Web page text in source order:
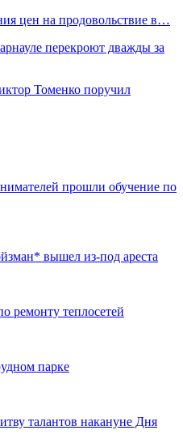
цен на продовольствие в…
перекроют дважды за
Томенко поручил
прошли обучение по
вышел из-под ареста
ремонту теплосетей
парке
талантов накануне Дня